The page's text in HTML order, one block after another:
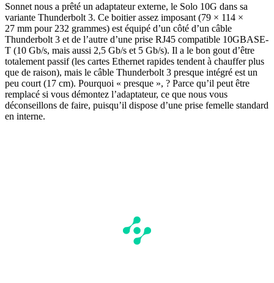
Sonnet nous a prêté un adaptateur externe, le Solo 10G dans sa
variante Thunderbolt 3. Ce boitier assez imposant (79 × 114 ×
27 mm pour 232 grammes) est équipé d’un côté d’un câble
Thunderbolt 3 et de l’autre d’une prise RJ45 compatible 10GBASE-
T (10 Gb/s, mais aussi 2,5 Gb/s et 5 Gb/s). Il a le bon gout d’être
totalement passif (les cartes Ethernet rapides tendent à chauffer plus
que de raison), mais le câble Thunderbolt 3 presque intégré est un
peu court (17 cm). Pourquoi « presque », ? Parce qu’il peut être
remplacé si vous démontez l’adaptateur, ce que nous vous
déconseillons de faire, puisqu’il dispose d’une prise femelle standard
en interne.